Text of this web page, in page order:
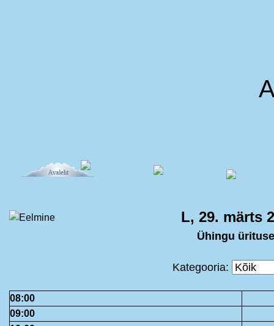
L, 29. märts
Ühingu
Kategooria:
08:00
09:00